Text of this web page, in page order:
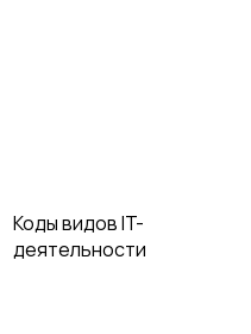
Коды видов IT-
деятельности